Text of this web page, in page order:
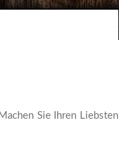
Sie Ihren Liebsten